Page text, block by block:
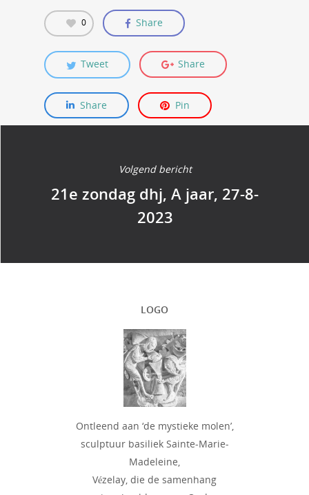
0 Share
Tweet Share
Share Pin
Volgend bericht
21e zondag dhj, A jaar, 27-8-
2023
LOGO
Ontleend aan ‘de mystieke molen’,
sculptuur basiliek Sainte-Marie-
Madeleine,
Vézelay, die de samenhang